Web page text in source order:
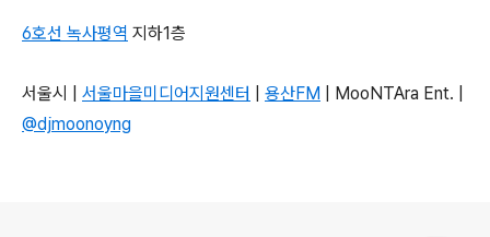
6호선 녹사평역 지하1층
서울시 | 서울마을미디어지원센터 용산FM | MooNTAra Ent. |
@djmoonoyng